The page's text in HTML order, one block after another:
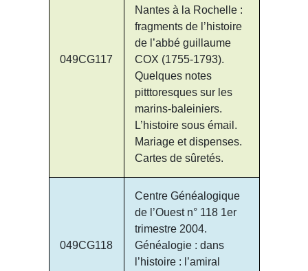
049CG117
Nantes à la Rochelle :
fragments de l’histoire
de l’abbé guillaume
COX (1755-1793).
Quelques notes
pitttoresques sur les
marins-baleiniers.
L’histoire sous émail.
Mariage et dispenses.
Cartes de sûretés.
049CG118
Centre Généalogique
de l’Ouest n° 118 1er
trimestre 2004.
Généalogie : dans
l’histoire : l’amiral